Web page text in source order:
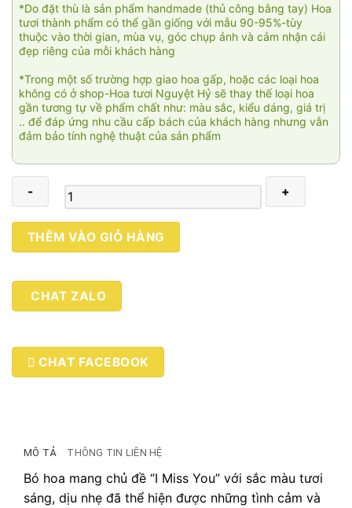
*Do đặt thù là sản phẩm handmade (thủ công bằng tay) Hoa
tươi thành phẩm có thể gần giống với mẫu 90-95%-tùy
thuộc vào thời gian, mùa vụ, góc chụp ảnh và cảm nhận cái
đẹp riêng của mỗi khách hàng
*Trong một số trường hợp giao hoa gấp, hoặc các loại hoa
không có ở shop-Hoa tươi Nguyệt Hỷ sẽ thay thế loại hoa
gần tương tự về phẩm chất như: màu sắc, kiểu dáng, giá trị
.. để đáp ứng nhu cầu cấp bách của khách hàng nhưng vẫn
đảm bảo tính nghệ thuật của sản phẩm
Miss
2
THÊM VÀO GIỎ HÀNG
CHAT ZALO
CHAT FACEBOOK
MÔ TẢ THÔNG TIN LIÊN HỆ
Bó hoa mang chủ đề “I Miss You” với sắc màu tươi
sáng, dịu nhẹ đã thể hiện được những tình cảm và